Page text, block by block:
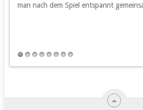
man nach dem Spiel entspannt